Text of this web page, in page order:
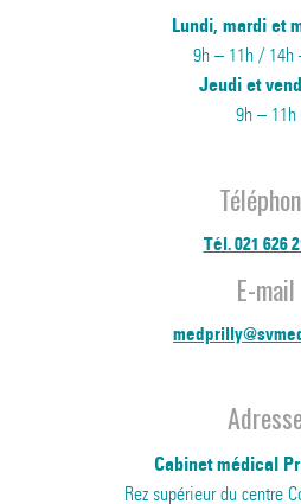
Lundi, mardi et
9h – 11h / 14h
Jeudi et
9h – 11h
Tél. 021 626
E-mail
Cabinet médical
Rez supérieur du centre